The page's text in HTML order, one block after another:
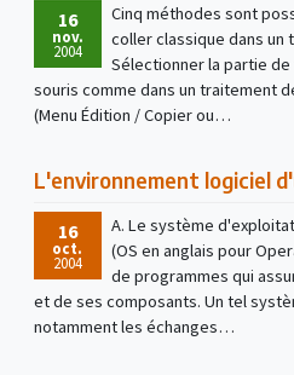
16
nov.
2004
Cinq méthodes sont
coller classique dans
Sélectionner la partie
souris comme dans un traitement
(Menu Édition / Copier ou…
L'environnement logiciel
16
oct.
2004
A. Le système
(OS en anglais pour
de programmes qui
et de ses composants. Un tel
notamment les échanges…